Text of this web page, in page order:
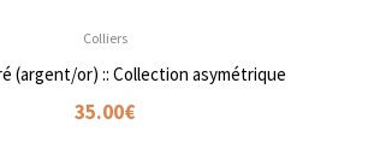
Colliers
(argent/or) :: Collection asymétrique
35.00€